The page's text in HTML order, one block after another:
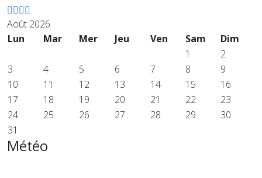
Août 2026
Lun
Mar Mer Jeu Ven Sam
Dim
1
2
3
4 5 6 7 8
9
10
11 12 13 14 15
16
17
18 19 20 21 22
23
24
25 26 27 28 29
30
31
Météo